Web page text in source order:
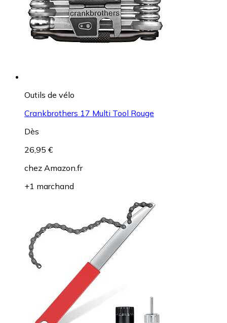
Outils de vélo
Crankbrothers 17 Multi Tool Rouge
Dès
26,95 €
chez Amazon.fr
+1 marchand